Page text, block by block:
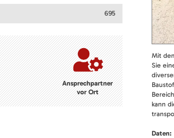
695
Ansprechpartner
vor Ort
Mit
Sie
kann
Daten: